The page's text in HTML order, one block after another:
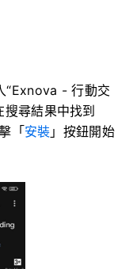
“Exnova - 行動交
尋結果中找到
「安裝 」按鈕開始